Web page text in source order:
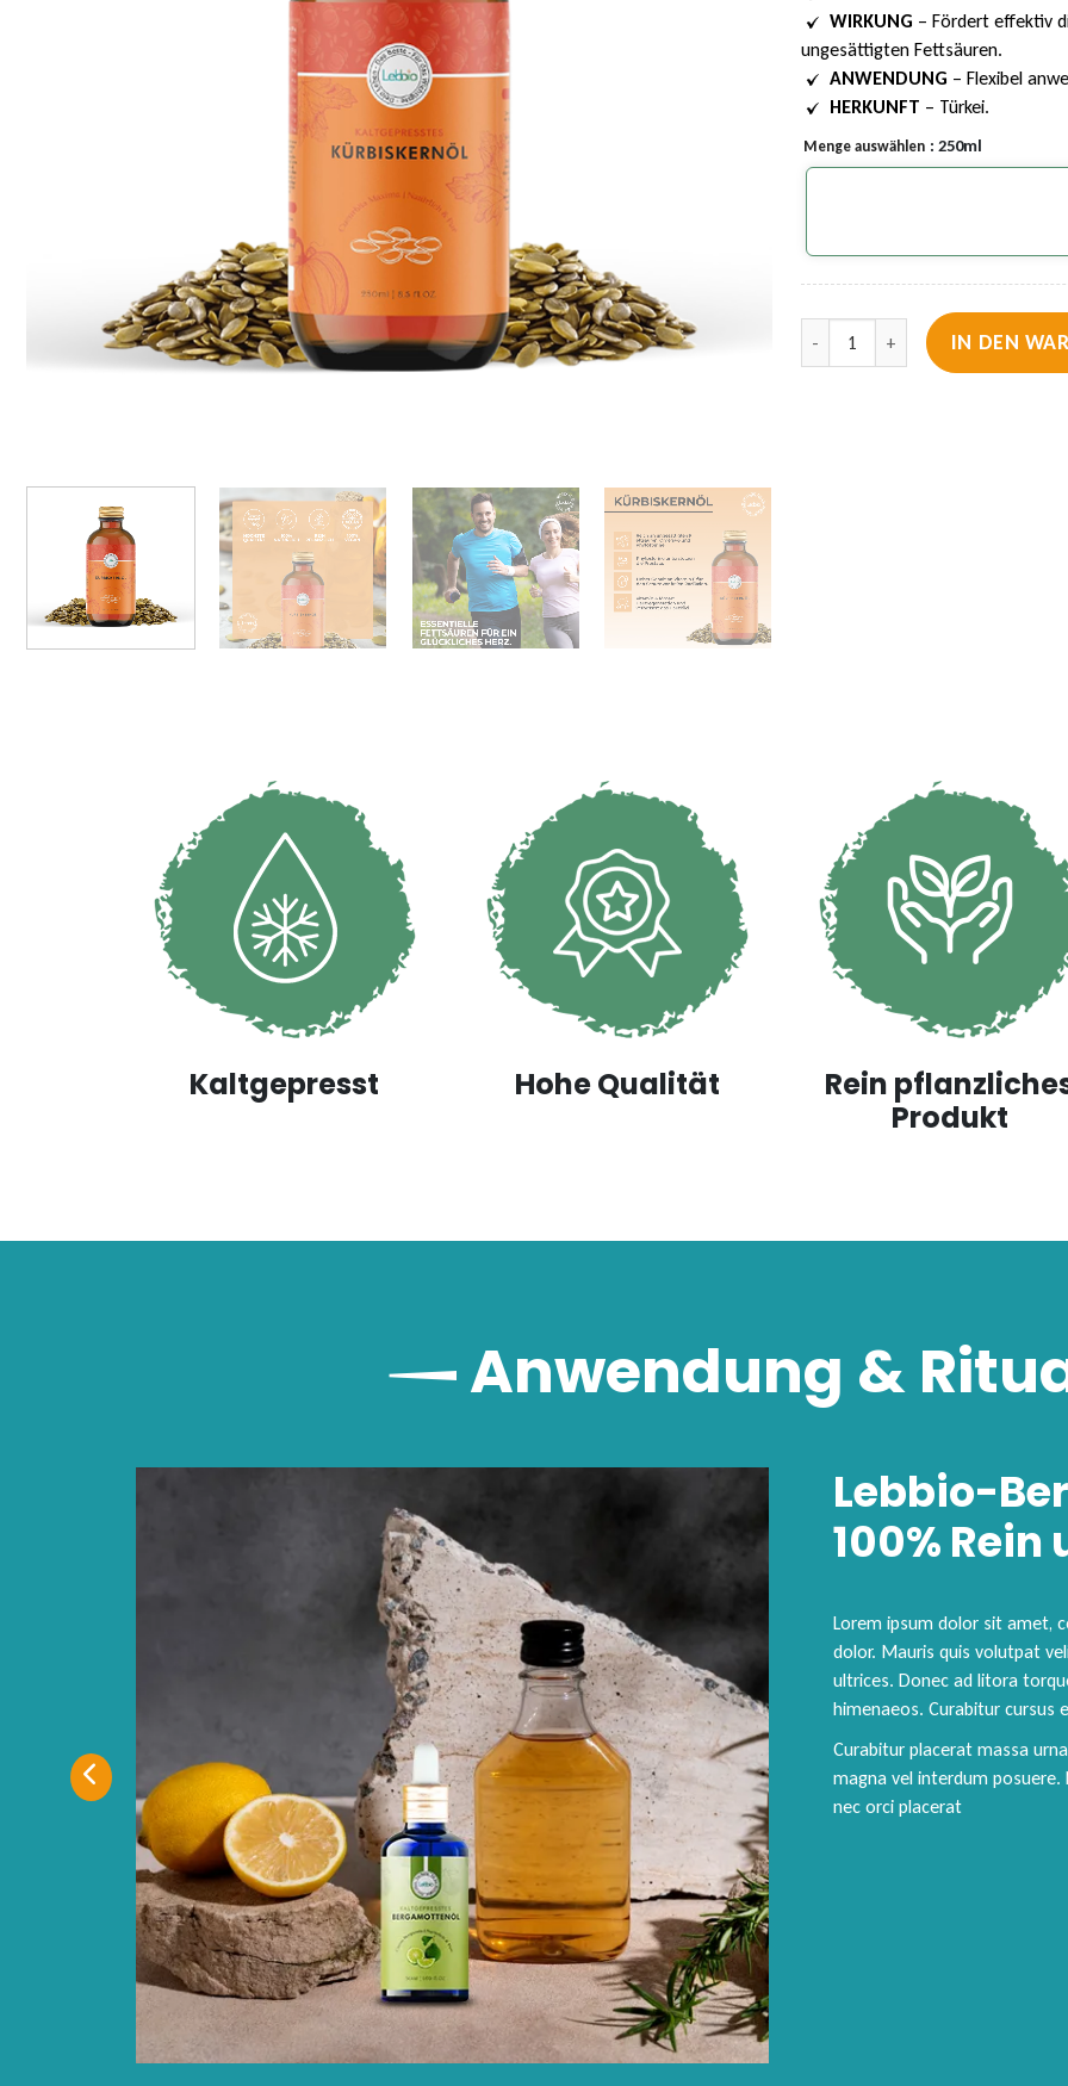
WIRKUNG – Fördert effektiv
ungesättigten Fettsäuren.
ANWENDUNG – Flexibel
HERKUNFT – Türkei.
Menge auswählen : 250ml
Lebbio – Kürbiskernöl – 100%
IN DEN
Kaltgepresst Hohe Qualität
Rein
Produkt
Anwendung &
Lebbio-Bergamottemehl
100% Rein und Kaltgepresst
Lorem ipsum dolor sit amet, consectetur adipiscing elit. Nullam viverra enim
dolor. Mauris quis volutpat velit.curabitur lacinia diam quis mauris iaculis
ultrices. Donec ad litora torquent per conubia nostra, per inceptos
himenaeos. Curabitur cursus eget tortor non dictum.
Curabitur placerat massa urna, et vestibulum mi pharetra Morbi tristique
magna vel interdum posuere. Nam eget porta odio, vel auctor mauris. Sed
nec orci placerat